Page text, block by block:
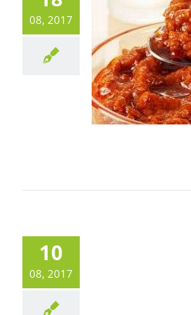
08, 2017
10
08, 2017